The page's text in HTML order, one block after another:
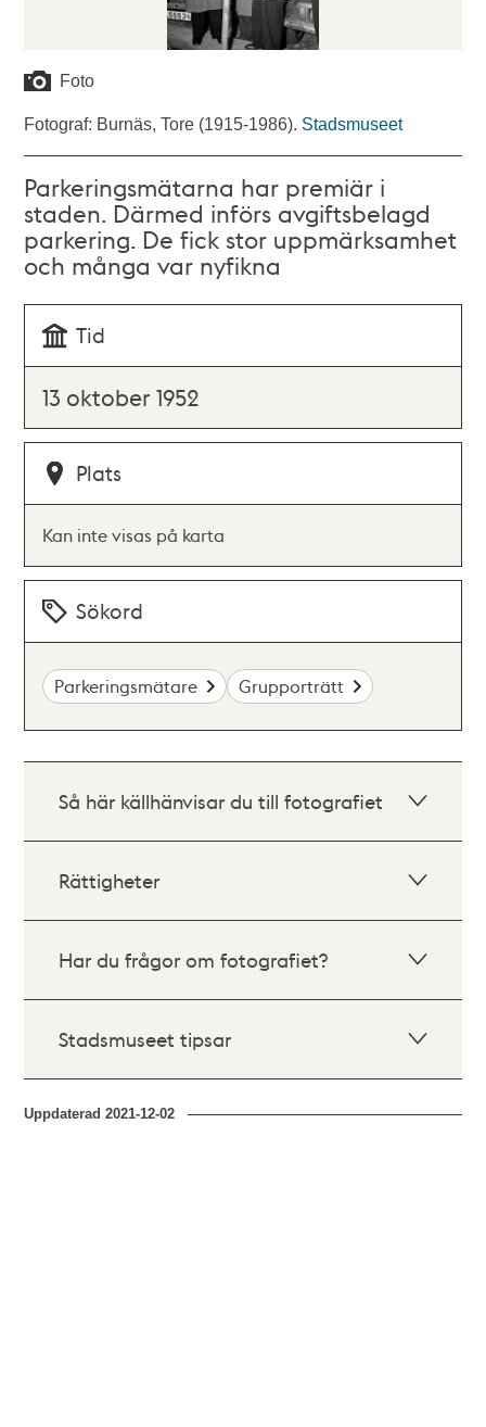
Foto
Fotograf: Burnäs, Tore (1915-1986). Stadsmuseet
Parkeringsmätarna har premiär i
staden. Därmed införs avgiftsbelagd
parkering. De fick stor uppmärksamhet
och många var nyfikna
Tid
13 oktober 1952
Plats
Kan inte visas på karta
Sökord
Parkeringsmätare Grupporträtt
Så här källhänvisar du till fotografiet
Rättigheter
Har du frågor om fotografiet?
Stadsmuseet tipsar
Uppdaterad2021-12-02